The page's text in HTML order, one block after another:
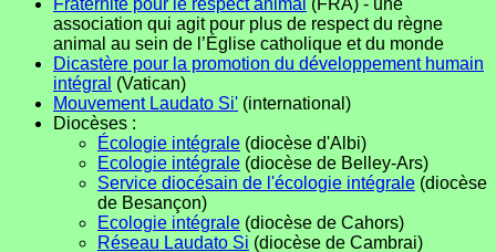
Fraternité pour le respect animal (FRA) - une
association qui agit pour plus de respect du règne
animal au sein de l’Église catholique et du monde
Dicastère pour la promotion du développement humain
intégral (Vatican)
Mouvement Laudato Si' (international)
Diocèses :
Écologie intégrale (diocèse d'Albi)
Ecologie intégrale (diocèse de Belley-Ars)
Service diocésain de l'écologie intégrale (diocèse
de Besançon)
Ecologie intégrale (diocèse de Cahors)
Réseau Laudato Si (diocèse de Cambrai)